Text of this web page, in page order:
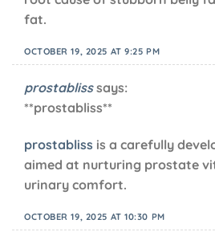
fat.
OCTOBER 19, 2025 AT 9:25 PM
prostabliss says:
** prostabliss**
prostabliss is a carefully
aimed at nurturing prostate
urinary comfort.
OCTOBER 19, 2025 AT 10:30 PM